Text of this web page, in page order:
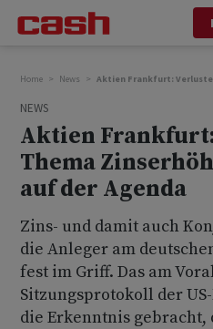
Home News Aktien Frankfurt:
NEWS
Aktien
Thema
auf der Agenda
Zins- und damit auch
die Anleger am
fest im Griff. Das am
Sitzungsprotokoll der
die Erkenntnis gebracht,